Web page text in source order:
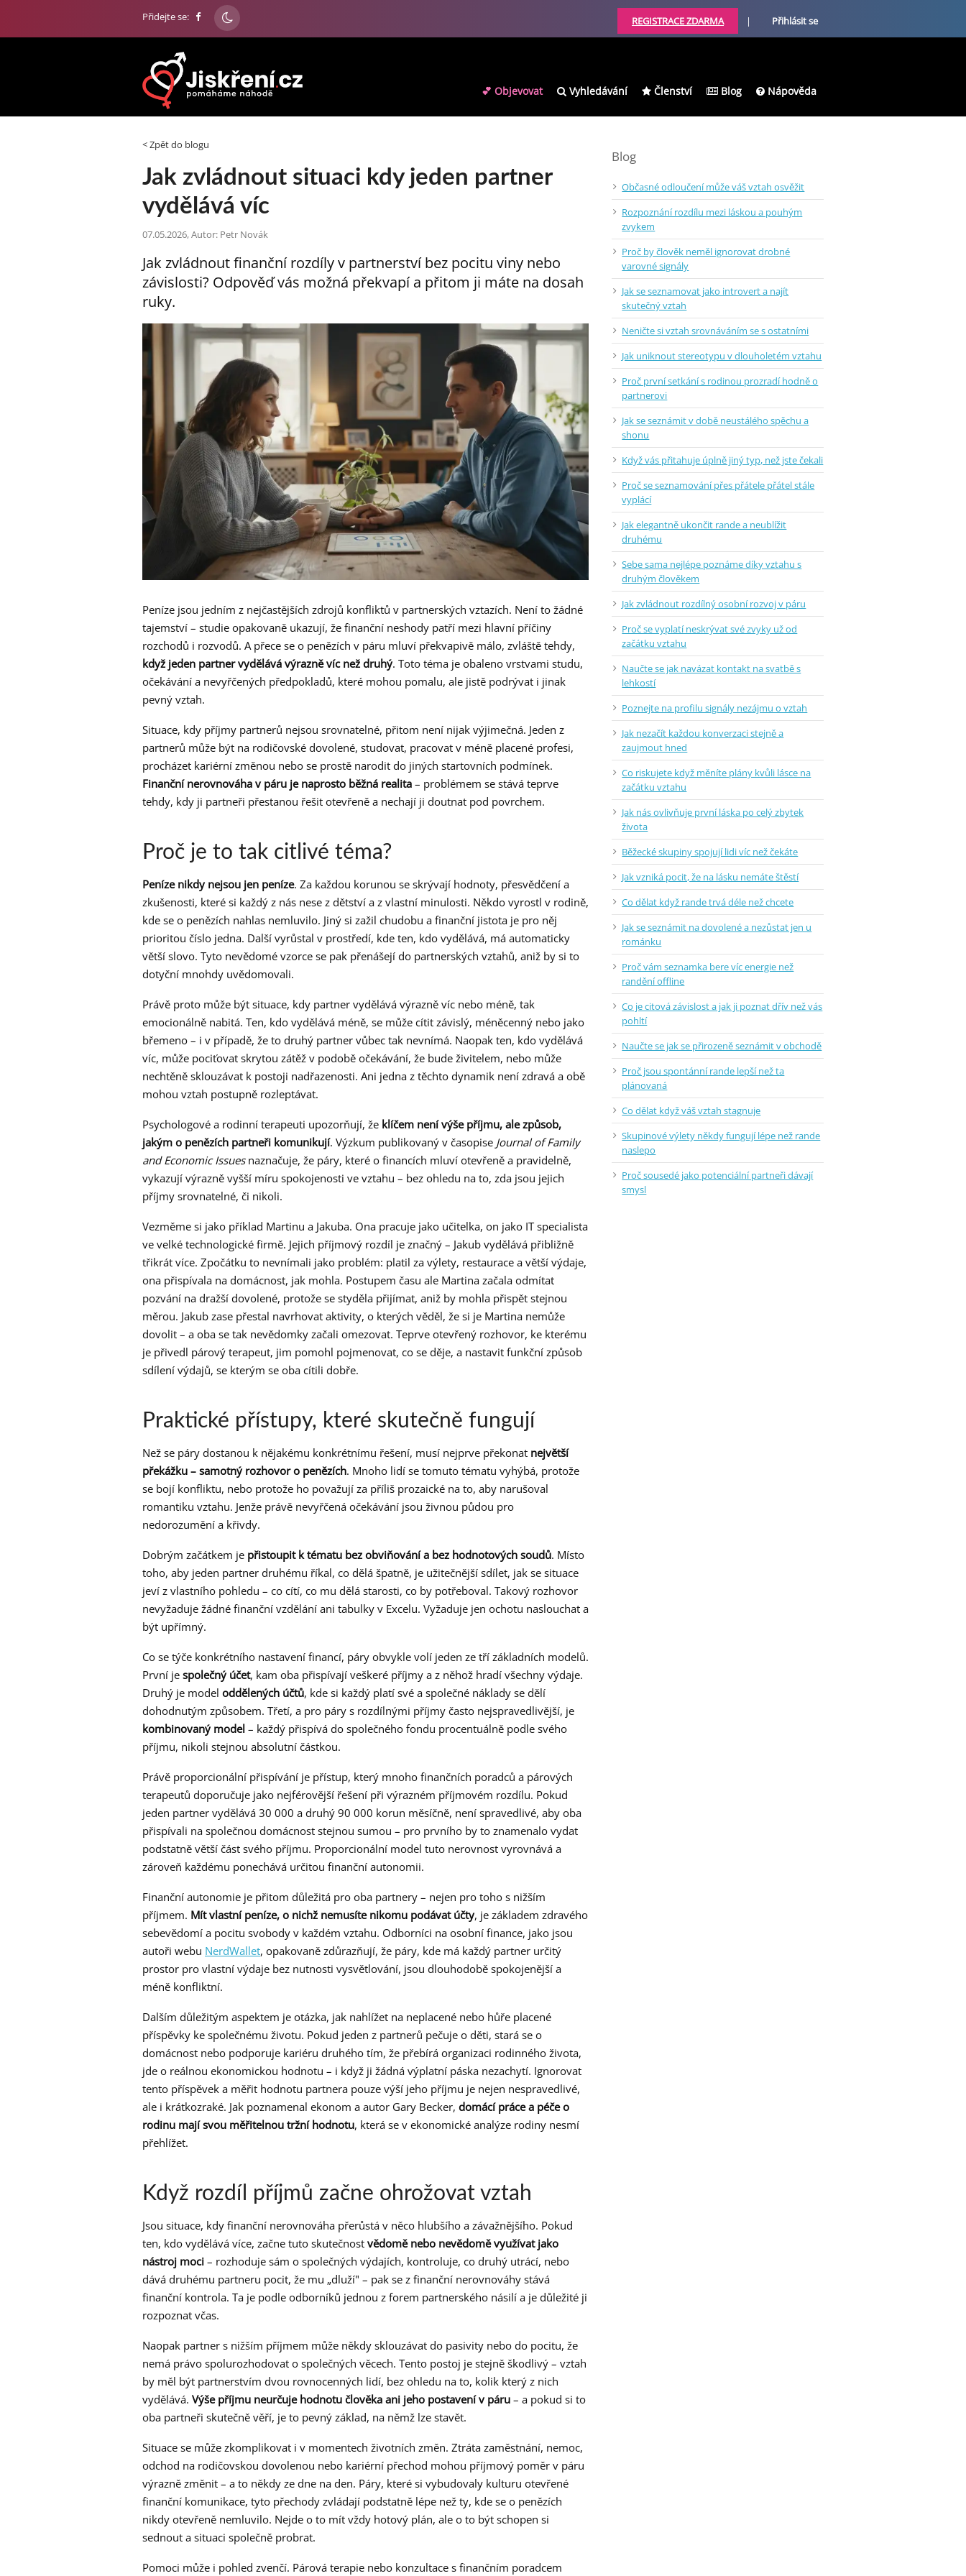
Přidejte se: REGISTRACE ZDARMA | Přihlásit se
💕 Objevovat Vyhledávání Členství Blog Nápověda
< Zpět do blogu
Jak zvládnout situaci kdy jeden partner
vydělává víc
07.05.2026, Autor: Petr Novák
Jak zvládnout finanční rozdíly v partnerství bez pocitu viny nebo
závislosti? Odpověď vás možná překvapí a přitom ji máte na dosah
ruky.
Peníze jsou jedním z nejčastějších zdrojů konfliktů v partnerských vztazích. Není to žádné
tajemství – studie opakovaně ukazují, že finanční neshody patří mezi hlavní příčiny
rozchodů i rozvodů. A přece se o penězích v páru mluví překvapivě málo, zvláště tehdy,
když jeden partner vydělává výrazně víc než druhý. Toto téma je obaleno vrstvami studu,
očekávání a nevyřčených předpokladů, které mohou pomalu, ale jistě podrývat i jinak
pevný vztah.
Situace, kdy příjmy partnerů nejsou srovnatelné, přitom není nijak výjimečná. Jeden z
partnerů může být na rodičovské dovolené, studovat, pracovat v méně placené profesi,
procházet kariérní změnou nebo se prostě narodit do jiných startovních podmínek.
Finanční nerovnováha v páru je naprosto běžná realita – problémem se stává teprve
tehdy, kdy ji partneři přestanou řešit otevřeně a nechají ji doutnat pod povrchem.
Proč je to tak citlivé téma?
Peníze nikdy nejsou jen peníze. Za každou korunou se skrývají hodnoty, přesvědčení a
zkušenosti, které si každý z nás nese z dětství a z vlastní minulosti. Někdo vyrostl v rodině,
kde se o penězích nahlas nemluvilo. Jiný si zažil chudobu a finanční jistota je pro něj
prioritou číslo jedna. Další vyrůstal v prostředí, kde ten, kdo vydělává, má automaticky
větší slovo. Tyto nevědomé vzorce se pak přenášejí do partnerských vztahů, aniž by si to
dotyční mnohdy uvědomovali.
Právě proto může být situace, kdy partner vydělává výrazně víc nebo méně, tak
emocionálně nabitá. Ten, kdo vydělává méně, se může cítit závislý, méněcenný nebo jako
břemeno – i v případě, že to druhý partner vůbec tak nevnímá. Naopak ten, kdo vydělává
víc, může pociťovat skrytou zátěž v podobě očekávání, že bude živitelem, nebo může
nechtěně sklouzávat k postoji nadřazenosti. Ani jedna z těchto dynamik není zdravá a obě
mohou vztah postupně rozleptávat.
Psychologové a rodinní terapeuti upozorňují, že klíčem není výše příjmu, ale způsob,
jakým o penězích partneři komunikují. Výzkum publikovaný v časopise Journal of Family
and Economic Issuesnaznačuje, že páry, které o financích mluví otevřeně a pravidelně,
vykazují výrazně vyšší míru spokojenosti ve vztahu – bez ohledu na to, zda jsou jejich
příjmy srovnatelné, či nikoli.
Vezměme si jako příklad Martinu a Jakuba. Ona pracuje jako učitelka, on jako IT specialista
ve velké technologické firmě. Jejich příjmový rozdíl je značný – Jakub vydělává přibližně
třikrát více. Zpočátku to nevnímali jako problém: platil za výlety, restaurace a větší výdaje,
ona přispívala na domácnost, jak mohla. Postupem času ale Martina začala odmítat
pozvání na dražší dovolené, protože se styděla přijímat, aniž by mohla přispět stejnou
měrou. Jakub zase přestal navrhovat aktivity, o kterých věděl, že si je Martina nemůže
dovolit – a oba se tak nevědomky začali omezovat. Teprve otevřený rozhovor, ke kterému
je přivedl párový terapeut, jim pomohl pojmenovat, co se děje, a nastavit funkční způsob
sdílení výdajů, se kterým se oba cítili dobře.
Praktické přístupy, které skutečně fungují
Než se páry dostanou k nějakému konkrétnímu řešení, musí nejprve překonat největší
překážku – samotný rozhovor o penězích. Mnoho lidí se tomuto tématu vyhýbá, protože
se bojí konfliktu, nebo protože ho považují za příliš prozaické na to, aby narušoval
romantiku vztahu. Jenže právě nevyřčená očekávání jsou živnou půdou pro
nedorozumění a křivdy.
Dobrým začátkem je přistoupit k tématu bez obviňování a bez hodnotových soudů. Místo
toho, aby jeden partner druhému říkal, co dělá špatně, je užitečnější sdílet, jak se situace
jeví z vlastního pohledu – co cítí, co mu dělá starosti, co by potřeboval. Takový rozhovor
nevyžaduje žádné finanční vzdělání ani tabulky v Excelu. Vyžaduje jen ochotu naslouchat a
být upřímný.
Co se týče konkrétního nastavení financí, páry obvykle volí jeden ze tří základních modelů.
První je společný účet, kam oba přispívají veškeré příjmy a z něhož hradí všechny výdaje.
Druhý je model oddělených účtů, kde si každý platí své a společné náklady se dělí
dohodnutým způsobem. Třetí, a pro páry s rozdílnými příjmy často nejspravedlivější, je
kombinovaný model – každý přispívá do společného fondu procentuálně podle svého
příjmu, nikoli stejnou absolutní částkou.
Právě proporcionální přispívání je přístup, který mnoho finančních poradců a párových
terapeutů doporučuje jako nejférovější řešení při výrazném příjmovém rozdílu. Pokud
jeden partner vydělává 30 000 a druhý 90 000 korun měsíčně, není spravedlivé, aby oba
přispívali na společnou domácnost stejnou sumou – pro prvního by to znamenalo vydat
podstatně větší část svého příjmu. Proporcionální model tuto nerovnost vyrovnává a
zároveň každému ponechává určitou finanční autonomii.
Finanční autonomie je přitom důležitá pro oba partnery – nejen pro toho s nižším
příjmem. Mít vlastní peníze, o nichž nemusíte nikomu podávat účty, je základem zdravého
sebevědomí a pocitu svobody v každém vztahu. Odborníci na osobní finance, jako jsou
autoři webu NerdWallet, opakovaně zdůrazňují, že páry, kde má každý partner určitý
prostor pro vlastní výdaje bez nutnosti vysvětlování, jsou dlouhodobě spokojenější a
méně konfliktní.
Dalším důležitým aspektem je otázka, jak nahlížet na neplacené nebo hůře placené
příspěvky ke společnému životu. Pokud jeden z partnerů pečuje o děti, stará se o
domácnost nebo podporuje kariéru druhého tím, že přebírá organizaci rodinného života,
jde o reálnou ekonomickou hodnotu – i když ji žádná výplatní páska nezachytí. Ignorovat
tento příspěvek a měřit hodnotu partnera pouze výší jeho příjmu je nejen nespravedlivé,
ale i krátkozraké. Jak poznamenal ekonom a autor Gary Becker, domácí práce a péče o
rodinu mají svou měřitelnou tržní hodnotu, která se v ekonomické analýze rodiny nesmí
přehlížet.
Když rozdíl příjmů začne ohrožovat vztah
Jsou situace, kdy finanční nerovnováha přerůstá v něco hlubšího a závažnějšího. Pokud
ten, kdo vydělává více, začne tuto skutečnost vědomě nebo nevědomě využívat jako
nástroj moci – rozhoduje sám o společných výdajích, kontroluje, co druhý utrácí, nebo
dává druhému partneru pocit, že mu „dluží" – pak se z finanční nerovnováhy stává
finanční kontrola. Ta je podle odborníků jednou z forem partnerského násilí a je důležité ji
rozpoznat včas.
Naopak partner s nižším příjmem může někdy sklouzávat do pasivity nebo do pocitu, že
nemá právo spolurozhodovat o společných věcech. Tento postoj je stejně škodlivý – vztah
by měl být partnerstvím dvou rovnocenných lidí, bez ohledu na to, kolik který z nich
vydělává. Výše příjmu neurčuje hodnotu člověka ani jeho postavení v páru – a pokud si to
oba partneři skutečně věří, je to pevný základ, na němž lze stavět.
Situace se může zkomplikovat i v momentech životních změn. Ztráta zaměstnání, nemoc,
odchod na rodičovskou dovolenou nebo kariérní přechod mohou příjmový poměr v páru
výrazně změnit – a to někdy ze dne na den. Páry, které si vybudovaly kulturu otevřené
finanční komunikace, tyto přechody zvládají podstatně lépe než ty, kde se o penězích
nikdy otevřeně nemluvilo. Nejde o to mít vždy hotový plán, ale o to být schopen si
sednout a situaci společně probrat.
Pomoci může i pohled zvenčí. Párová terapie nebo konzultace s finančním poradcem
Blog
Občasné odloučení může váš vztah osvěžit
Rozpoznání rozdílu mezi láskou a pouhým
zvykem
Proč by člověk neměl ignorovat drobné
varovné signály
Jak se seznamovat jako introvert a najít
skutečný vztah
Neničte si vztah srovnáváním se s ostatními
Jak uniknout stereotypu v dlouholetém vztahu
Proč první setkání s rodinou prozradí hodně o
partnerovi
Jak se seznámit v době neustálého spěchu a
shonu
Když vás přitahuje úplně jiný typ, než jste čekali
Proč se seznamování přes přátele přátel stále
vyplácí
Jak elegantně ukončit rande a neublížit
druhému
Sebe sama nejlépe poznáme díky vztahu s
druhým člověkem
Jak zvládnout rozdílný osobní rozvoj v páru
Proč se vyplatí neskrývat své zvyky už od
začátku vztahu
Naučte se jak navázat kontakt na svatbě s
lehkostí
Poznejte na profilu signály nezájmu o vztah
Jak nezačít každou konverzaci stejně a
zaujmout hned
Co riskujete když měníte plány kvůli lásce na
začátku vztahu
Jak nás ovlivňuje první láska po celý zbytek
života
Běžecké skupiny spojují lidi víc než čekáte
Jak vzniká pocit, že na lásku nemáte štěstí
Co dělat když rande trvá déle než chcete
Jak se seznámit na dovolené a nezůstat jen u
románku
Proč vám seznamka bere víc energie než
randění offline
Co je citová závislost a jak ji poznat dřív než vás
pohltí
Naučte se jak se přirozeně seznámit v obchodě
Proč jsou spontánní rande lepší než ta
plánovaná
Co dělat když váš vztah stagnuje
Skupinové výlety někdy fungují lépe než rande
naslepo
Proč sousedé jako potenciální partneři dávají
smysl